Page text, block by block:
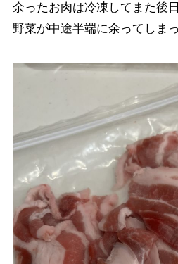
余ったお肉は冷凍してまた後日
野菜が中途半端に余ってしま